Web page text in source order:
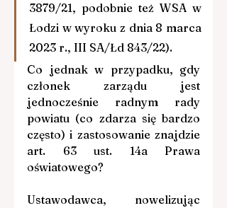
3879/21, podobnie też WSA w
Łodzi w wyroku z dnia 8 marca
2023 r., III SA/Łd 843/22).
Co jednak w przypadku, gdy
członek zarządu jest
jednocześnie radnym rady
powiatu (co zdarza się bardzo
często) i zastosowanie znajdzie
art. 63 ust. 14a Prawa
oświatowego?
Ustawodawca, nowelizując